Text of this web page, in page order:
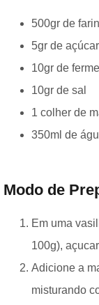
500gr de
5gr de açúcar
10gr de
10gr de sal
1 colher de
350ml de
Modo de
Em uma
100g),
Adicione a
misturando